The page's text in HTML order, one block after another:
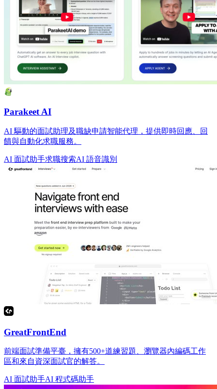
Parakeet AI
AI 驅動的面試助理及職缺申請智能代理，提供即時回應、回
饋與自動化求職服務。
AI 面試助手求職搜索AI 語音識別
GreatFrontEnd
前端面試準備平臺，擁有500+道練習題、瀏覽器內編碼工作
區和來自資深面試官的解答。
AI 面試助手AI 程式碼助手